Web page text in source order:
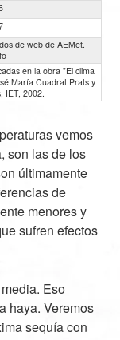
de web de AEMet.
en la obra "El clima
María Cuadrat Prats y
IET, 2002.
vemos
son las de los
últimamente
de
menores y
sufren efectos
Eso
haya. Veremos
sequía con